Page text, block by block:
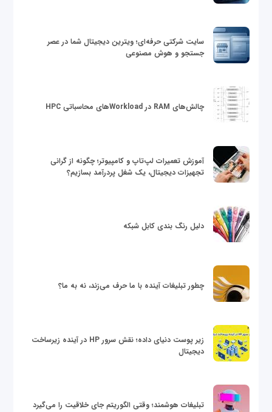
سایت شرکتی حرفه‌ای؛ ویترین دیجیتال شما در عصر
جستجو و هوش مصنوعی
چالش‌های RAM در Workloadهای محاسباتی HPC
آموزش تعمیرات لپ‌تاپ و کامپیوتر؛ چگونه از گرانی
تجهیزات دیجیتال، یک شغل پردرآمد بسازیم؟
دلیل رنگ بندی کابل شبکه
چطور تبلیغات آینده با ما حرف می‌زند، نه به ما؟
زیر پوست دنیای داده؛ نقش سرور HP در آینده زیرساخت
دیجیتال
تبلیغات هوشمند؛ وقتی الگوریتم جای خلاقیت را می‌گیرد